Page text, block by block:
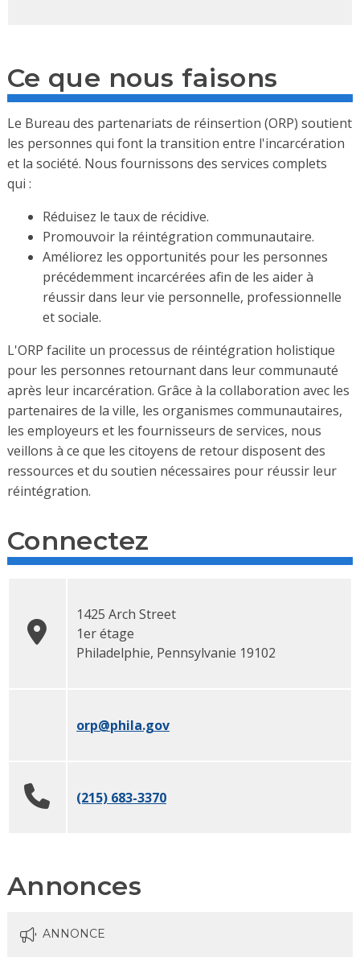
Ce que nous faisons
Le Bureau des partenariats de réinsertion (ORP) soutient
les personnes qui font la transition entre l'incarcération
et la société. Nous fournissons des services complets
qui :
Réduisez le taux de récidive.
Promouvoir la réintégration communautaire.
Améliorez les opportunités pour les personnes
précédemment incarcérées afin de les aider à
réussir dans leur vie personnelle, professionnelle
et sociale.
L'ORP facilite un processus de réintégration holistique
pour les personnes retournant dans leur communauté
après leur incarcération. Grâce à la collaboration avec les
partenaires de la ville, les organismes communautaires,
les employeurs et les fournisseurs de services, nous
veillons à ce que les citoyens de retour disposent des
ressources et du soutien nécessaires pour réussir leur
réintégration.
Connectez
1425 Arch Street
1er étage
Philadelphie, Pennsylvanie 19102
orp@phila.gov
(215) 683-3370
Annonces
ANNONCE